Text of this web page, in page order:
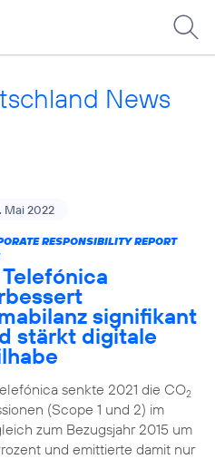
News
Mai 2022
RESPONSIBILITY REPORT
Telefónica
signifikant
stärkt digitale
senkte 2021 die CO2
(Scope 1 und 2) im
zum Bezugsjahr 2015 um
und emittierte damit nur